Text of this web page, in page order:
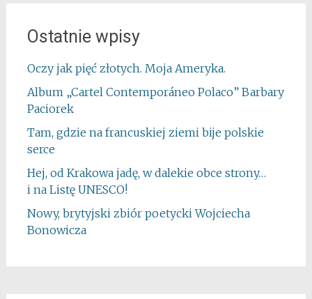
Ostatnie wpisy
Oczy jak pięć złotych. Moja Ameryka.
Album „Cartel Contemporáneo Polaco” Barbary
Paciorek
Tam, gdzie na francuskiej ziemi bije polskie
serce
Hej, od Krakowa jadę, w dalekie obce strony…
i na Listę UNESCO!
Nowy, brytyjski zbiór poetycki Wojciecha
Bonowicza